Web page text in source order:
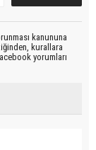
kanununa
kurallara
yorumları